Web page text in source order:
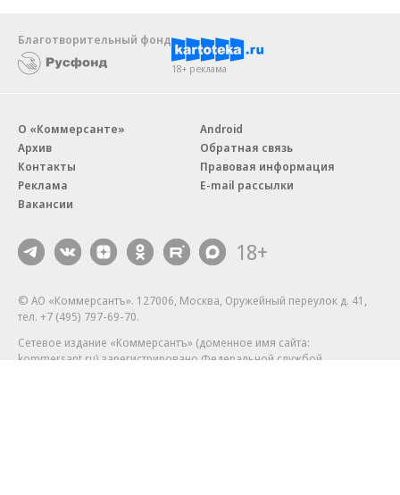
Благотворительный фонд
18+ реклама
О «Коммерсанте»
Архив
Контакты
Реклама
Вакансии
Android
Обратная связь
Правовая информация
E-mail рассылки
18+
© АО «Коммерсантъ». 127006, Москва, Оружейный переулок д. 41,
тел. +7 (495) 797-69-70.
Сетевое издание «Коммерсантъ» (доменное имя сайта:
kommersant.ru) зарегистрировано Федеральной службой